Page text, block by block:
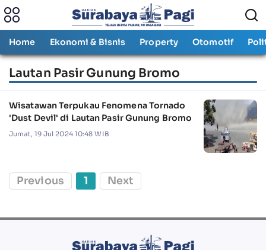
Home Ekonomi & Bisnis Property Otomotif
Lautan Pasir Gunung Bromo
Wisatawan Terpukau Fenomena Tornado
'Dust Devil' di Lautan Pasir Gunung Bromo
Jumat, 19 Jul 2024 10:48 WIB
Previous 1 Next